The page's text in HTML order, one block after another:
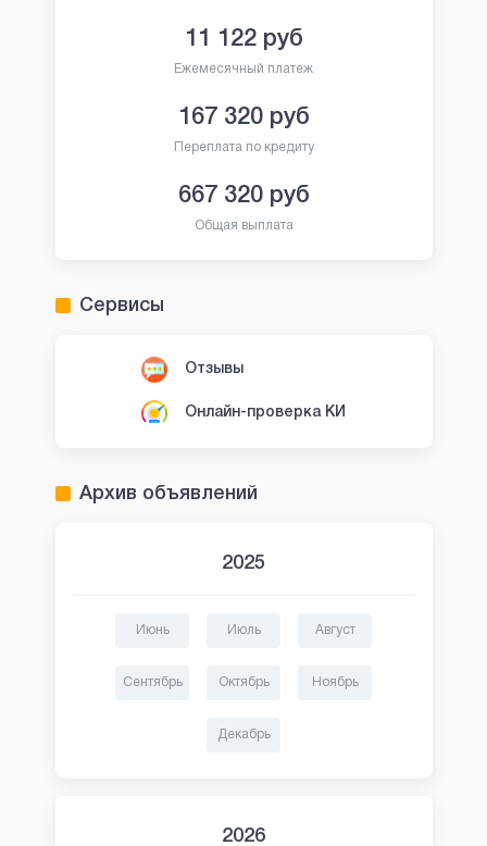
11 122руб
Ежемесячный платеж
167 320руб
Переплата по кредиту
667 320руб
Общая выплата
Сервисы
Отзывы
Онлайн-проверка КИ
Архив объявлений
2025
Июнь Июль Август
Сентябрь Октябрь Ноябрь
Декабрь
2026